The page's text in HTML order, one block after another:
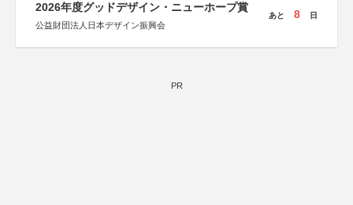
2026年度グッドデザイン・ニューホープ賞
公益財団法人日本デザイン振興会
あと 8 日
PR